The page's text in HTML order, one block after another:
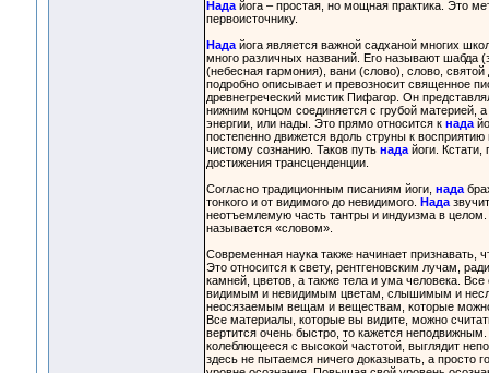
Надайога – простая, но мощная практика. Это
первоисточнику.
Надайога является важной садханой многих
много различных названий. Его называют
(небесная гармония), вани (слово), слово,
подробно описывает и превозносит священное
древнегреческий мистик Пифагор. Он
нижним концом соединяется с грубой материей,
энергии, или нады. Это прямо относится к нада
постепенно движется вдоль струны к восприятию
чистому сознанию. Таков путь надайоги. Кстати,
достижения трансценденции.
Согласно традиционным писаниям йоги, нада
тонкого и от видимого до невидимого.
Нада
неотъемлемую часть тантры и индуизма в
называется «словом».
Современная наука также начинает признавать,
Это относится к свету, рентгеновским лучам,
камней, цветов, а также тела и ума человека.
видимым и невидимым цветам, слышимым и
неосязаемым вещам и веществам, которые
Все материалы, которые вы видите, можно
вертится очень быстро, то кажется
колеблющееся с высокой частотой, выглядит
здесь не пытаемся ничего доказывать, а просто